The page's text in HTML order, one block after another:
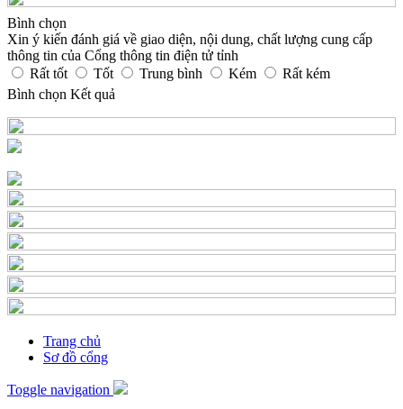
Bình chọn
Xin ý kiến đánh giá về giao diện, nội dung, chất lượng cung cấp
thông tin của Cổng thông tin điện tử tỉnh
Rất tốt
Tốt Trung bình Kém
Rất kém
Bình chọn Kết quả
Trang chủ
Sơ đồ cổng
Toggle navigation